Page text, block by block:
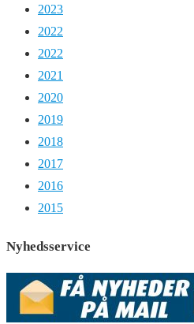
2023
2022
2022
2021
2020
2019
2018
2017
2016
2015
Nyhedsservice